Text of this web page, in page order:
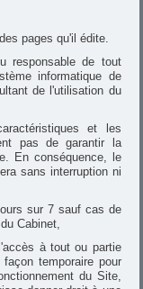
pages qu'il édite.
responsable de tout
informatique de
de l'utilisation du
et les
pas de garantir la
En conséquence, le
sans interruption ni
sur 7 sauf cas de
Cabinet,
à tout ou partie
temporaire pour
du Site,